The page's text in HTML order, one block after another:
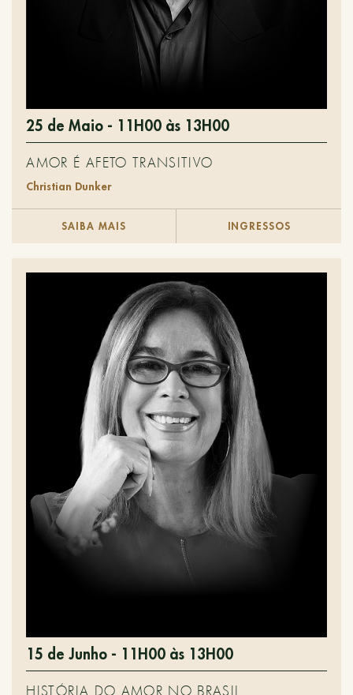
25 de Maio - 11H00 às 13H00
AMOR É AFETO TRANSITIVO
Christian Dunker
SAIBA MAIS INGRESSOS
15 de Junho - 11H00 às 13H00
HISTÓRIA DO AMOR NO BRASIL